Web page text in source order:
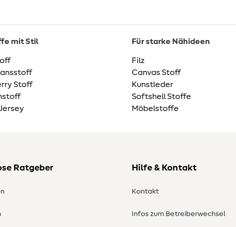
mit Stil
Stoff
Für starke Nähideen
Filz
Canvas Stoff
Kunstleder
Softshell Stoffe
Möbelstoffe
Ratgeber Hilfe & Kontakt
Kontakt
Infos zum Betreiberwechsel